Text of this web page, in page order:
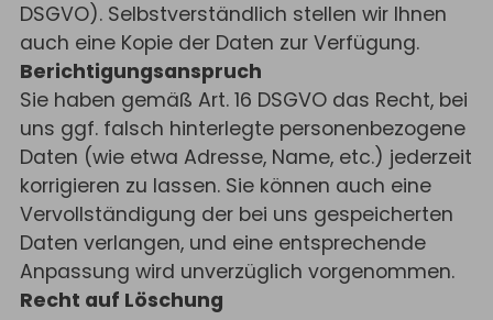
DSGVO). Selbstverständlich stellen wir Ihnen
auch eine Kopie der Daten zur Verfügung.
Berichtigungsanspruch
Sie haben gemäß Art. 16 DSGVO das Recht, bei
uns ggf. falsch hinterlegte personenbezogene
Daten (wie etwa Adresse, Name, etc.) jederzeit
korrigieren zu lassen. Sie können auch eine
Vervollständigung der bei uns gespeicherten
Daten verlangen, und eine entsprechende
Anpassung wird unverzüglich vorgenommen.
Recht auf Löschung